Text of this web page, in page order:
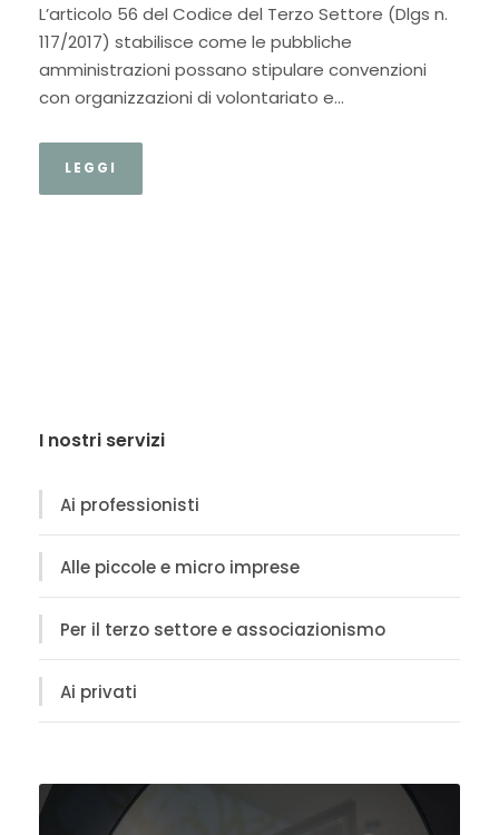
L’articolo 56 del Codice del Terzo Settore (Dlgs n.
117/2017) stabilisce come le pubbliche
amministrazioni possano stipulare convenzioni
con organizzazioni di volontariato e...
LEGGI
I nostri servizi
Ai professionisti
Alle piccole e micro imprese
Per il terzo settore e associazionismo
Ai privati